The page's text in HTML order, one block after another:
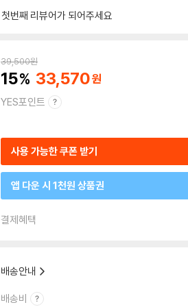
첫번째 리뷰어가 되어주세요
39,500원
15 33,570
YES포인트
사용 가능한 쿠폰 받기
앱 다운 시 1천원 상품권
결제혜택
배송안내
배송비